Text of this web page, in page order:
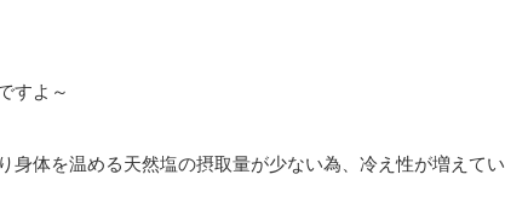
すよ～
体を温める天然塩の摂取量が少ない為、冷え性が増えてい